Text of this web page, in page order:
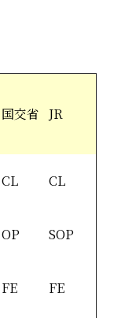
国交省 JR
CL CL
OP SOP
FE FE